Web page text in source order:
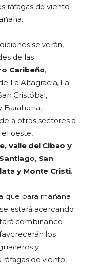
ráfagas de viento
se verán,
de las
Caribeño,
La Altagracia, La
Cristóbal,
Barahona,
a otros sectores a
oeste,
valle del Cibao y
Santiago, San
y Monte Cristi.
que para mañana
estará acercando
combinando
los
y
de viento,